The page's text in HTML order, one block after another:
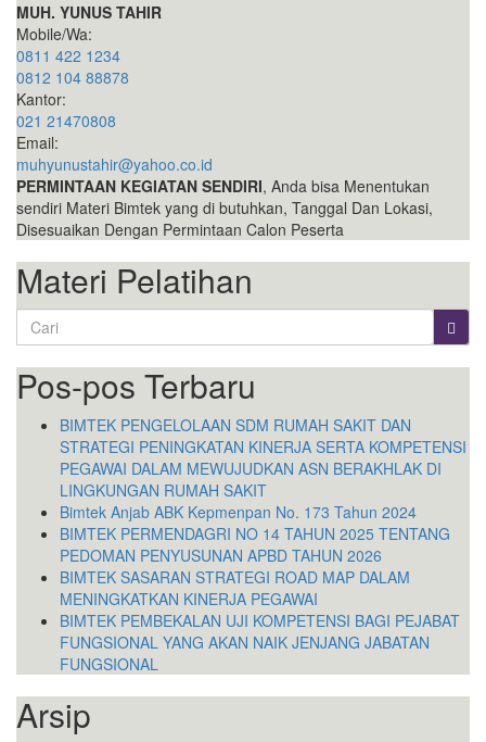
MUH. YUNUS TAHIR
Mobile/Wa:
0811 422 1234
0812 104 88878
Kantor:
021 21470808
Email:
muhyunustahir@yahoo.co.id
PERMINTAAN KEGIATAN SENDIRI, Anda bisa Menentukan
sendiri Materi Bimtek yang di butuhkan, Tanggal Dan Lokasi,
Disesuaikan Dengan Permintaan Calon Peserta
Materi Pelatihan
Search
for:
Pos-pos Terbaru
BIMTEK PENGELOLAAN SDM RUMAH SAKIT DAN
STRATEGI PENINGKATAN KINERJA SERTA KOMPETENSI
PEGAWAI DALAM MEWUJUDKAN ASN BERAKHLAK DI
LINGKUNGAN RUMAH SAKIT
Bimtek Anjab ABK Kepmenpan No. 173 Tahun 2024
BIMTEK PERMENDAGRI NO 14 TAHUN 2025 TENTANG
PEDOMAN PENYUSUNAN APBD TAHUN 2026
BIMTEK SASARAN STRATEGI ROAD MAP DALAM
MENINGKATKAN KINERJA PEGAWAI
BIMTEK PEMBEKALAN UJI KOMPETENSI BAGI PEJABAT
FUNGSIONAL YANG AKAN NAIK JENJANG JABATAN
FUNGSIONAL
Arsip